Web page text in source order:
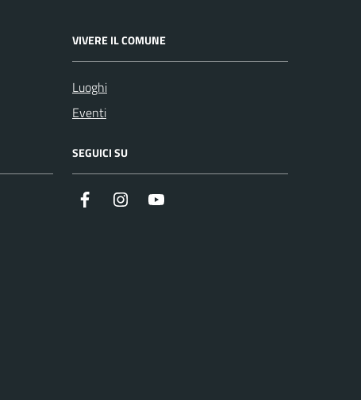
VIVERE IL COMUNE
Luoghi
Eventi
SEGUICI SU
Facebook Instagram